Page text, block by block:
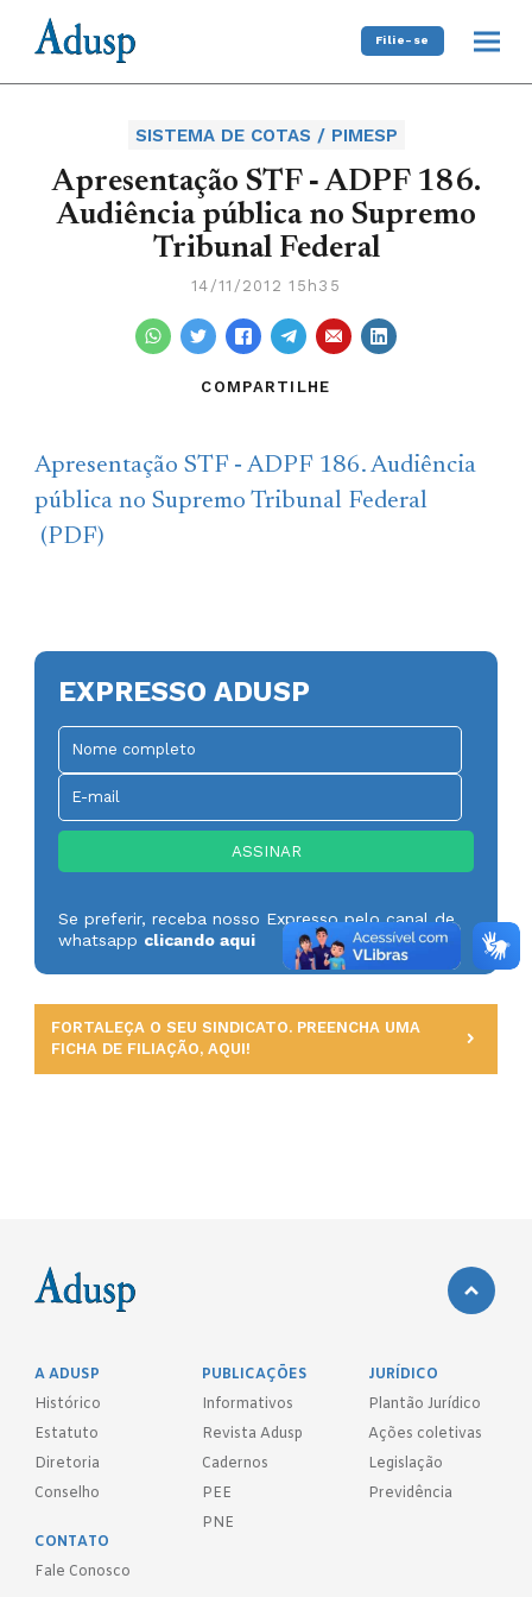
Filie-se
SISTEMA DE COTAS / PIMESP
Apresentação STF ‐ ADPF 186.
Audiência pública no Supremo
Tribunal Federal
14/11/2012 15h35
COMPARTILHE
Apresentação STF ‐ ADPF 186. Audiência
pública no Supremo Tribunal Federal
(PDF)
EXPRESSO ADUSP
Se preferir, receba nosso Expresso pelo canal de
whatsapp clicando aqui
FORTALEÇA O SEU SINDICATO. PREENCHA UMA
FICHA DE FILIAÇÃO, AQUI!
A ADUSP
Histórico
Estatuto
Diretoria
Conselho
PUBLICAÇÕES
Informativos
Revista Adusp
Cadernos
PEE
PNE
JURÍDICO
Plantão Jurídico
Ações coletivas
Legislação
Previdência
CONTATO
Fale Conosco